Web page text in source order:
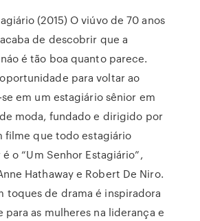
(2015) O viúvo de 70 anos
de descobrir que a
é tão boa quanto parece.
para voltar ao
em um estagiário sênior em
moda, fundado e dirigido por
filme que todo estagiário
o “Um Senhor Estagiário”,
Hathaway e Robert De Niro.
toques de drama é inspiradora
as mulheres na liderança e